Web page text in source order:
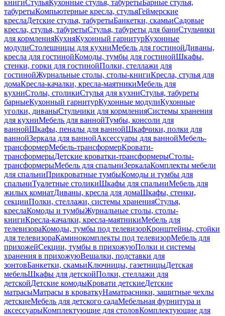
книгиСтульяКухонные стулья, табуретыБарные стулья,
табуретыКомпьютерные кресла, стульяГеймерские
креслаДетские стулья, табуретыБанкетки, скамьиСадовые
кресла, стулья, табуретыСтулья, табуреты для баниСтульчики
для кормленияКухняКухонный гарнитурКухонные
модулиСтолешницы для кухниМебель для гостинойДиваны,
кресла для гостинойКомоды, тумбы для гостинойШкафы,
стенки, горки для гостинойПолки, стеллажи для
гостинойЖурнальные столы, столы-книгиКресла, стулья для
домаКресла-качалки, кресла-маятникиМебель для
кухниСтолы, столикиСтулья для кухниСтулья, табуреты
барныеКухонный гарнитурКухонные модулиКухонные
уголки, диваныСтульчики для кормленияСистемы хранения
для кухниМебель для ваннойТумбы, консоли для
ваннойШкафы, пеналы для ваннойШкафчики, полки для
ваннойЗеркала для ваннойАксессуары для ваннойМебель-
трансформерМебель-трансформерКровати-
трансформерыДетские кроватки-трансформерыСтолы-
трансформерыМебель для спальниЗеркалаКомплекты мебели
для спальниПрикроватные тумбыКомоды и тумбы для
спальниТуалетные столикиШкафы для спальниМебель для
жилых комнатДиваны, кресла для домаШкафы, стенки,
секцииПолки, стеллажи, системы храненияСтулья,
креслаКомоды и тумбыЖурнальные столы, столы-
книгиКресла-качалки, кресла-маятникиМебель для
телевизораКомоды, тумбы под телевизорКронштейны, стойки
для телевизораКаминокомплекты под телевизорМебель для
прихожейСекции, тумбы в прихожуюПолки и системы
хранения в прихожуюВешалки, подставки для
зонтовБанкетки, скамьиКлючницы, газетницыДетская
мебельШкафы для детскойПолки, стеллажи для
детскойДетские комодыКровати детскиеДетские
матрасыМатрасы в кроваткуНаматрасники, защитные чехлы
детскиеМебель для детского садаМебельная фурнитура и
аксессуарыКомплектующие для столовКомплектующие для